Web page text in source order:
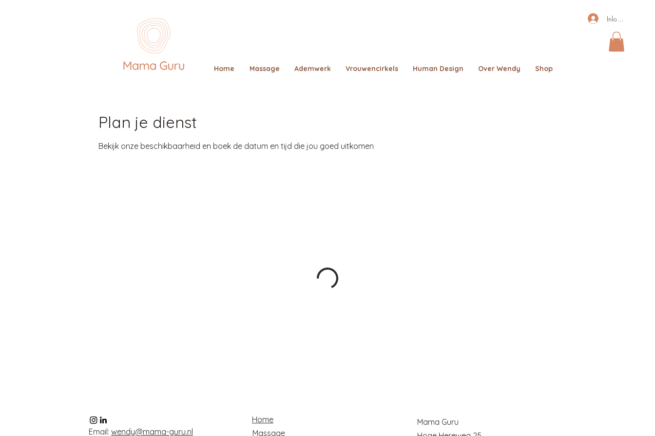
Inloggen
Home Massage Ademwerk Vrouwencirkels Human Design Over Wendy Shop
Plan je dienst
Bekijk onze beschikbaarheid en boek de datum en tijd die jou goed uitkomen
Email: wendy@mama-guru.nl
Home
Massage
Mama Guru